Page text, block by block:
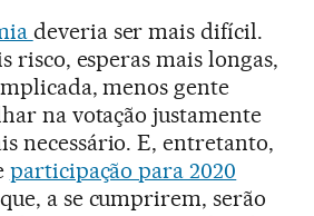
deveria ser mais difícil.
risco, esperas mais longas,
menos gente
na votação justamente
necessário. E, entretanto,
participação para 2020
a se cumprirem, serão